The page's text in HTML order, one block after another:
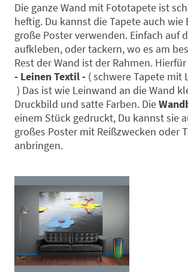
Die ganze Wand mit Fototapete ist
heftig. Du kannst die Tapete auch wie
große Poster verwenden. Einfach auf
aufkleben, oder tackern, wo es am
Rest der Wand ist der Rahmen.
- Leinen Textil - ( schwere Tapete mit
) Das ist wie Leinwand an die Wand
Druckbild und satte Farben. Die
einem Stück gedruckt, Du kannst sie
großes Poster mit Reißzwecken oder
anbringen.